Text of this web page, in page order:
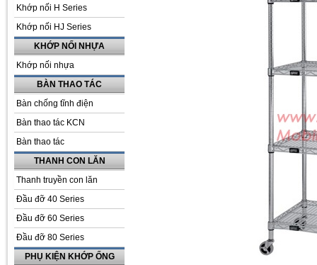
Khớp nối H Series
Khớp nối HJ Series
KHỚP NỐI NHỰA
Khớp nối nhựa
BÀN THAO TÁC
Bàn chống tĩnh điện
Bàn thao tác KCN
Bàn thao tác
THANH CON LĂN
Thanh truyền con lăn
Đầu đỡ 40 Series
Đầu đỡ 60 Series
Đầu đỡ 80 Series
PHỤ KIỆN KHỚP ỐNG